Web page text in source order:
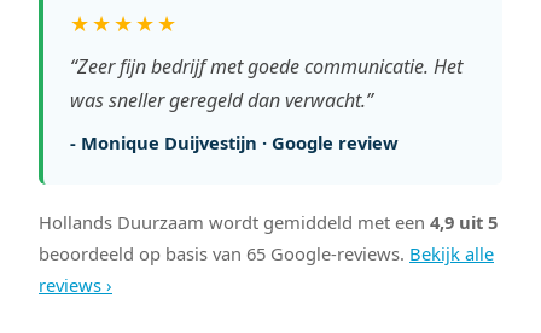
★★★★★
“Zeer fijn bedrijf met goede communicatie. Het
was sneller geregeld dan verwacht.”
- Monique Duijvestijn · Google review
Hollands Duurzaam wordt gemiddeld met een 4,9 uit 5
beoordeeld op basis van 65 Google-reviews. Bekijk alle
reviews ›